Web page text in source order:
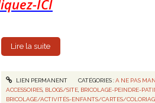
ICI
Lire la suite
LIEN PERMANENT CATÉGORIES :A NE PAS
ACCESSOIRES BLOGS/SITE BRICOLAGE-PEINDRE-
BRICOLAGE/ACTIVITÉS-ENFANTS/CARTES/